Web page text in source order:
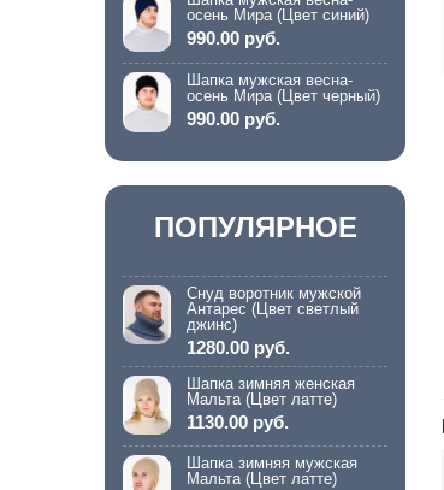
осень Мира (Цвет синий)
990.00 руб.
Шапка мужская весна-
осень Мира (Цвет черный)
990.00 руб.
ПОПУЛЯРНОЕ
Снуд воротник мужской
Антарес (Цвет светлый
джинс)
1280.00 руб.
Шапка зимняя женская
Мальта (Цвет латте)
1130.00 руб.
Шапка зимняя мужская
Мальта (Цвет латте)